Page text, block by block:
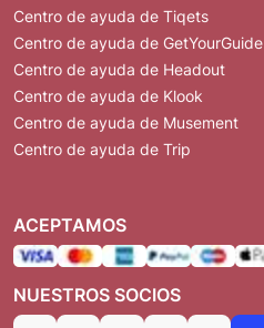
Centro de ayuda de Tiqets
Centro de ayuda de GetYourGuide
Centro de ayuda de Headout
Centro de ayuda de Klook
Centro de ayuda de Musement
Centro de ayuda de Trip
ACEPTAMOS
NUESTROS SOCIOS